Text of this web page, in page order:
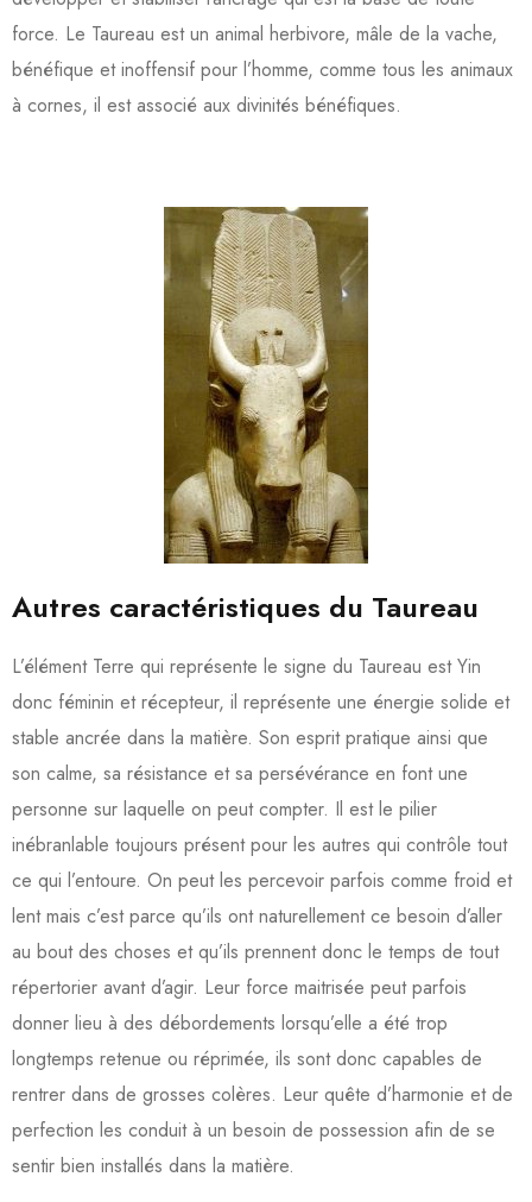
force. Le Taureau est un animal herbivore, mâle de la vache,
bénéfique et inoffensif pour l’homme, comme tous les animaux
à cornes, il est associé aux divinités bénéfiques.
Autres caractéristiques du Taureau
L’élément Terre qui représente le signe du Taureau est Yin
donc féminin et récepteur, il représente une énergie solide et
stable ancrée dans la matière. Son esprit pratique ainsi que
son calme, sa résistance et sa persévérance en font une
personne sur laquelle on peut compter. Il est le pilier
inébranlable toujours présent pour les autres qui contrôle tout
ce qui l’entoure. On peut les percevoir parfois comme froid et
lent mais c’est parce qu’ils ont naturellement ce besoin d’aller
au bout des choses et qu’ils prennent donc le temps de tout
répertorier avant d’agir. Leur force maitrisée peut parfois
donner lieu à des débordements lorsqu’elle a été trop
longtemps retenue ou réprimée, ils sont donc capables de
rentrer dans de grosses colères. Leur quête d’harmonie et de
perfection les conduit à un besoin de possession afin de se
sentir bien installés dans la matière.